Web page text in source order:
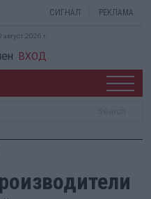
СИГНАЛ РЕКЛАМА
2026 г.
ВХОД